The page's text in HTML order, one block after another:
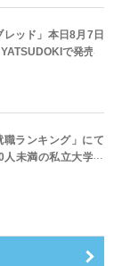
ッド」本日8月7日
で発売
ランキング」にて
未満の私立大学で
26.5%（前年比＋
10位にランクイン